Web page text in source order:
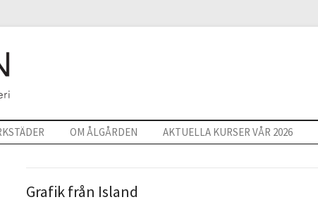
OM ÅLGÅRDEN AKTUELLA KURSER VÅR 2026
Grafik från Island